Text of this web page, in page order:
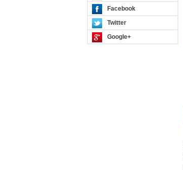
Facebook
Twitter
Google+